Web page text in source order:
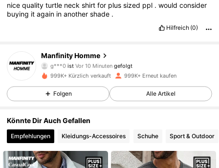
nicequalityturtle neckshirtfor plussized ppl .wouldconsider
buying itagain inanothershade .
Hilfreich (0)
Manfinity Homme
ist
k***4ist am Durchsuchen
4,86
606K Follower
4,86
999K+ Kürzlich verkauft 999K+ Erneut kaufen
Folgen Alle Artikel
Könnte Dir Auch Gefallen
Empfehlungen Kleidungs-Accessoires Schuhe Sport & Outdoor